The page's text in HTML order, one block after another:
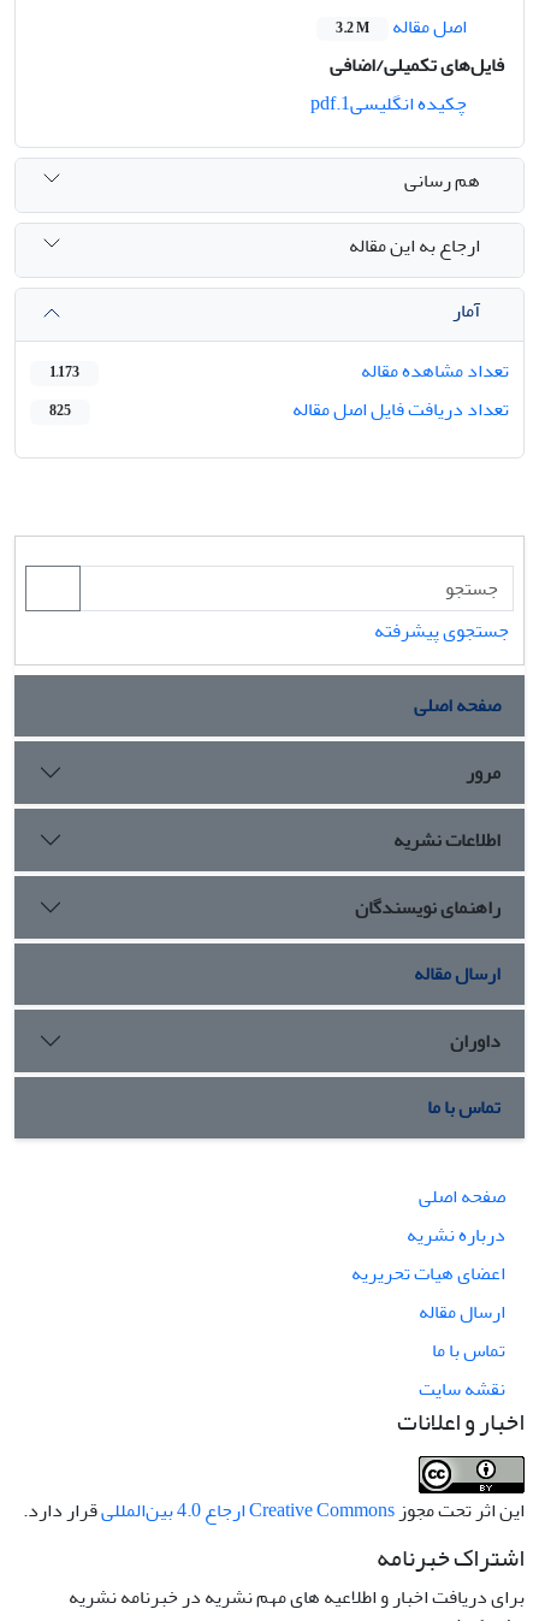
اصل مقاله
3.2 M
فایل‌های تکمیلی/اضافی
چکیده انگلیسی1.pdf
هم رسانی
ارجاع به این مقاله
آمار
تعداد مشاهده مقاله
1,173
تعداد دریافت فایل اصل مقاله 825
جستجوی پیشرفته
صفحه اصلی
مرور
اطلاعات نشریه
راهنمای نویسندگان
ارسال مقاله
داوران
تماس با ما
صفحه اصلی
درباره نشریه
اعضای هیات تحریریه
ارسال مقاله
تماس با ما
نقشه سایت
اخبار و اعلانات
این اثر تحت مجوزCreative Commons ارجاع 4.0 بین‌المللی قرار دارد.
اشتراک خبرنامه
برای دریافت اخبار و اطلاعیه های مهم نشریه در خبرنامه نشریه